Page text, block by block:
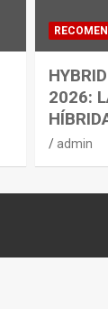
2026:
admin